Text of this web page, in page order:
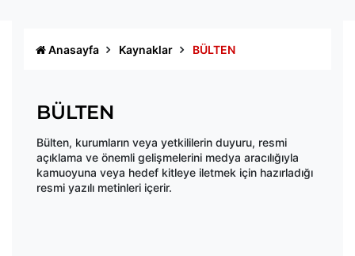
Anasayfa Kaynaklar BÜLTEN
BÜLTEN
Bülten, kurumların veya yetkililerin duyuru, resmi
açıklama ve önemli gelişmelerini medya aracılığıyla
kamuoyuna veya hedef kitleye iletmek için hazırladığı
resmi yazılı metinleri içerir.